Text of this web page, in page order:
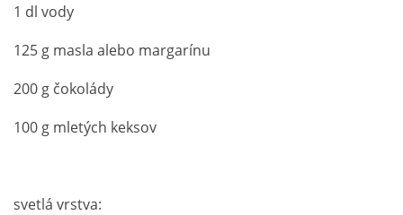
1 dl vody
125 g masla alebo margarínu
200 g čokolády
100 g mletých keksov
svetlá vrstva: